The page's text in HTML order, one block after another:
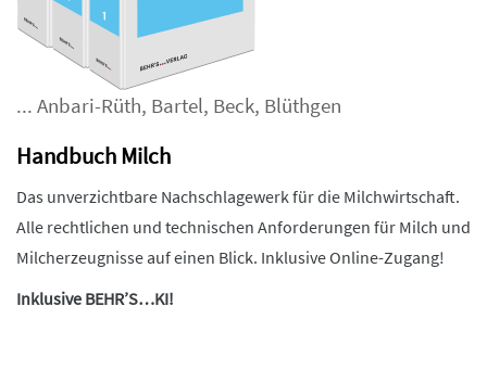
... Anbari-Rüth, Bartel, Beck, Blüthgen
Handbuch Milch
Das unverzichtbare Nachschlagewerk für die Milchwirtschaft.
Alle rechtlichen und technischen Anforderungen für Milch und
Milcherzeugnisse auf einen Blick. Inklusive Online-Zugang!
Inklusive BEHR’S…KI!